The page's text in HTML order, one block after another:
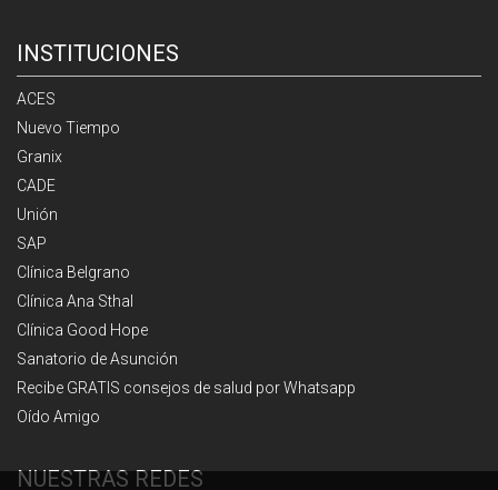
INSTITUCIONES
ACES
Nuevo Tiempo
Granix
CADE
Unión
SAP
Clínica Belgrano
Clínica Ana Sthal
Clínica Good Hope
Sanatorio de Asunción
Recibe GRATIS consejos de salud por Whatsapp
Oído Amigo
NUESTRAS REDES